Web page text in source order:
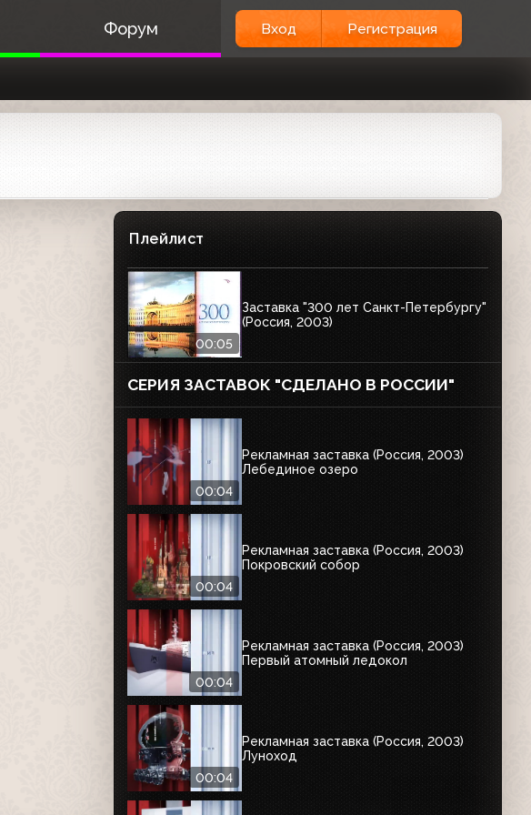
Форум Вход Регистрация
Плейлист
00:05
Заставка "300 лет Санкт-Петербургу"
(Россия, 2003)
СЕРИЯ ЗАСТАВОК "СДЕЛАНО В РОССИИ"
00:04
Рекламная заставка (Россия, 2003)
Лебединое озеро
00:04
Рекламная заставка (Россия, 2003)
Покровский собор
00:04
Рекламная заставка (Россия, 2003)
Первый атомный ледокол
00:04
Рекламная заставка (Россия, 2003)
Луноход